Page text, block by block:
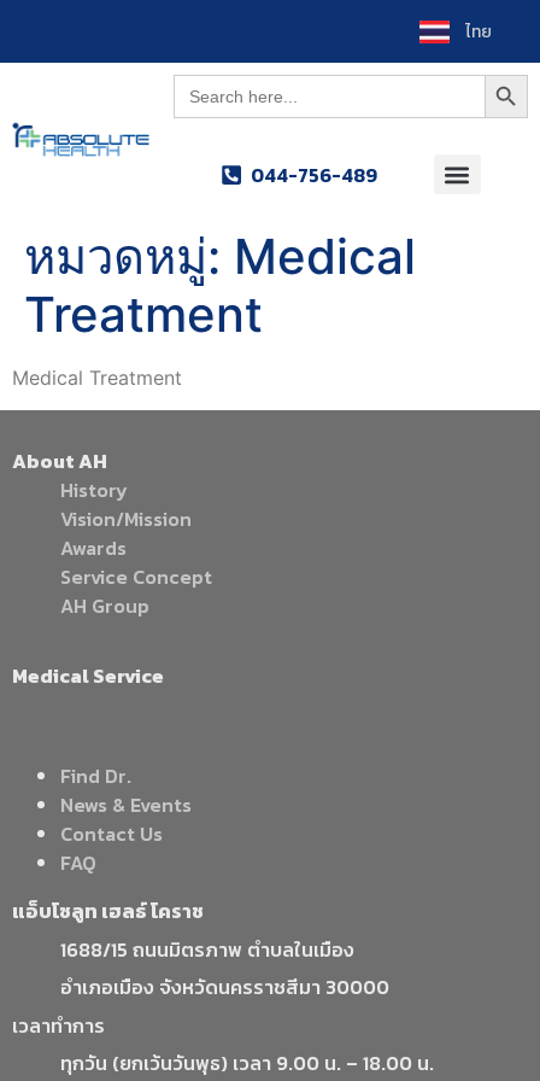
ไทย
Search
for:
044-756-489
หมวดหมู่: Medical
Treatment
Medical Treatment
About AH
History
Vision/Mission
Awards
Service Concept
AH Group
Medical Service
Find Dr.
News & Events
Contact Us
FAQ
แอ็บโซลูท เฮลธ์ โคราช
1688/15 ถนนมิตรภาพ ตำบลในเมือง
อำเภอเมือง จังหวัดนครราชสีมา 30000
เวลาทำการ
ทุกวัน (ยกเว้นวันพุธ) เวลา 9.00 น. – 18.00 น.